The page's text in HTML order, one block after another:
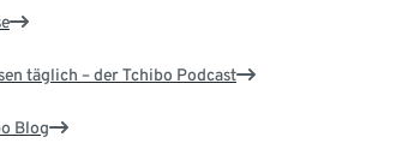
täglich – der Tchibo Podcast
Blog